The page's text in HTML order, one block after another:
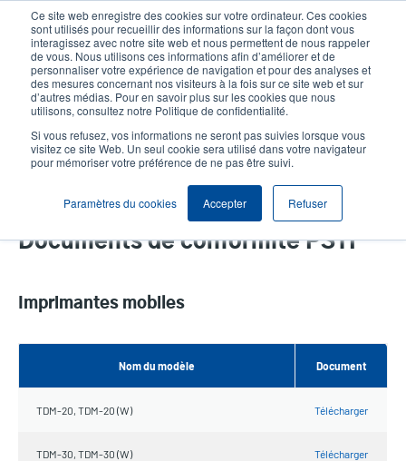
Ce site web enregistre des cookies sur votre ordinateur. Ces cookies
sont utilisés pour recueillir des informations sur la façon dont vous
interagissez avec notre site web et nous permettent de nous rappeler
de vous. Nous utilisons ces informations afin d’améliorer et de
personnaliser votre expérience de navigation et pour des analyses et
des mesures concernant nos visiteurs à la fois sur ce site web et sur
d’autres médias. Pour en savoir plus sur les cookies que nous
utilisons, consultez notre Politique de confidentialité.
Si vous refusez, vos informations ne seront pas suivies lorsque vous
visitez ce site Web. Un seul cookie sera utilisé dans votre navigateur
pour mémoriser votre préférence de ne pas être suivi.
Paramètres du cookies Accepter Refuser
contenu
principal
User
account
menu
User
Header
Sélection Produits Contact Commercial
PSTI Compliance Documents
Documents de conformité PSTI
Imprimantes mobiles
Nom du modèle Document
TDM-20, TDM-20 (W) Télécharger
TDM-30, TDM-30 (W) Télécharger